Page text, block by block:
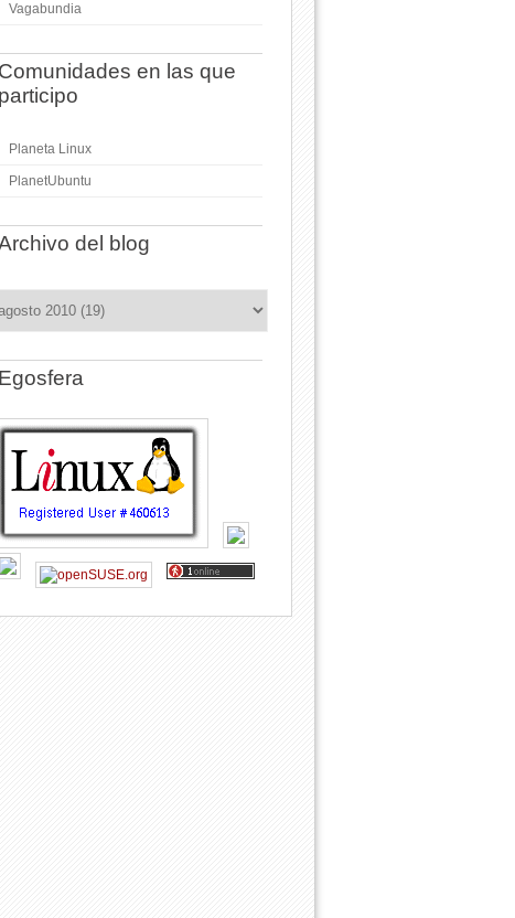
Vagabundia
Comunidades en las que
participo
Planeta Linux
PlanetUbuntu
del blog
Egosfera